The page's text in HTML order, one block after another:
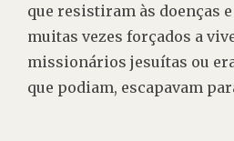
que resistiram às doenças
muitas vezes forçados a
missionários jesuítas ou
que podiam, escapavam